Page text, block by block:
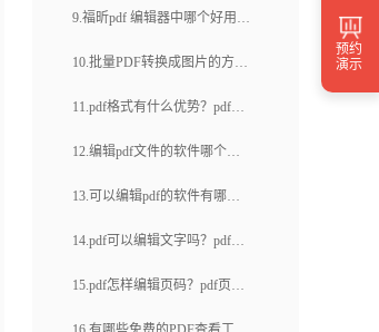
步？需要一个高效的PDF编辑
9.福昕pdf 编辑器中哪个好用？
pdf如何编辑印章
10.批量PDF转换成图片的方法
是什么？在PDF文档上标注重
11.pdf格式有什么优势？pdf格
式的文件怎么编辑？
12.编辑pdf文件的软件哪个好
用？怎么编辑pdf文件？
13.可以编辑pdf的软件有哪
些？pdf如何添加新的一页？
14.pdf可以编辑文字吗？pdf中
如何编辑文字？
15.pdf怎样编辑页码？pdf页面
尺寸调整的方法是什么？
预约
演示